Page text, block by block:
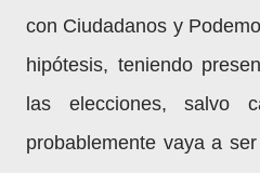
con Ciudadanos y
hipótesis, teniendo
las elecciones, salvo
probablemente vaya a